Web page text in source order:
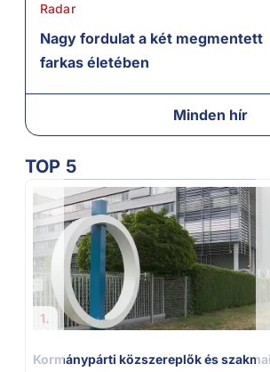
Radar
Nagy fordulat a két megmentett
farkas életében
Minden hír
TOP 5
1.
Kormánypárti közszereplők és szakmai